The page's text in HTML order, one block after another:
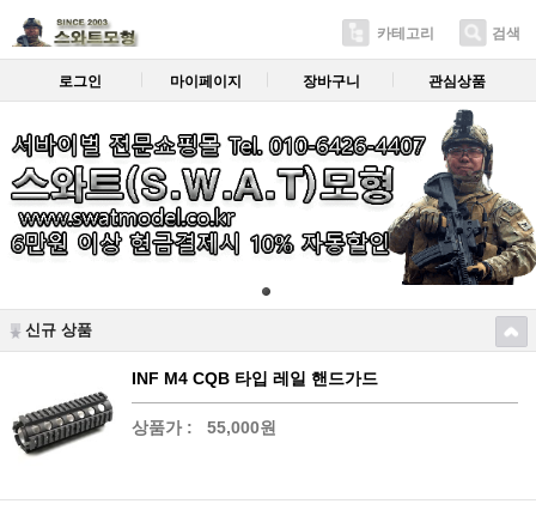
카테고리 검색
로그인 마이페이지 장바구니 관심상품
신규 상품
INF M4 CQB 타입 레일 핸드가드
상품가 : 55,000원